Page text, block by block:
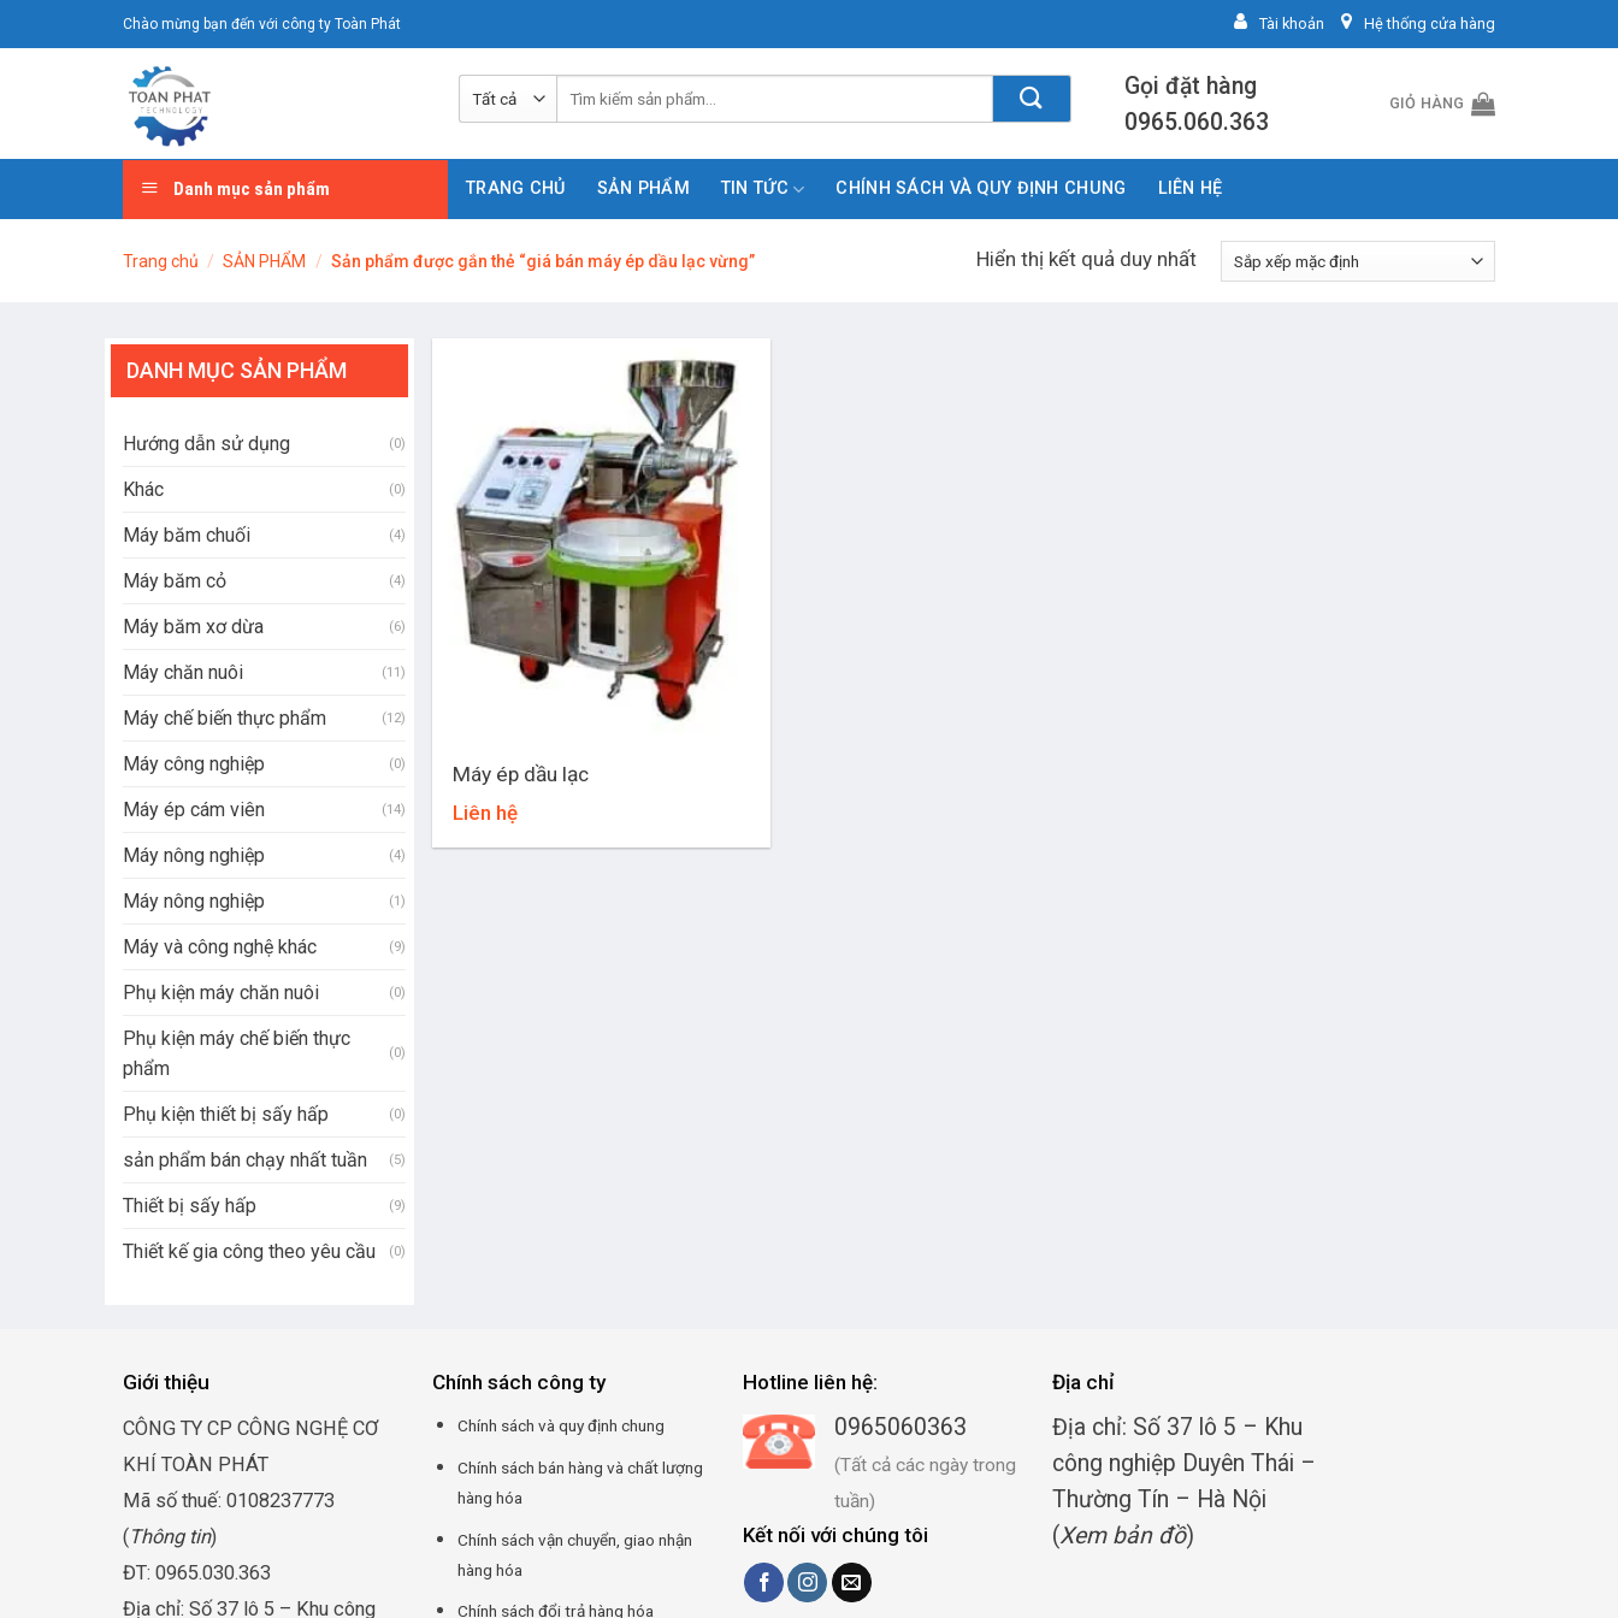
đến
Chào mừng bạn đến với công ty Toàn Phát Tài khoản Hệ thống cửa hàng
Gọi đặt hàng
0965.060.363
GIỎ HÀNG
Danh mục sản phẩm TRANG CHỦ SẢN PHẨM TIN TỨC CHÍNH SÁCH VÀ QUY ĐỊNH CHUNG LIÊN HỆ
Trang chủ / SẢN PHẨM / Sản phẩm được gắn thẻ “giá bán máy ép dầu lạc vừng” Hiển thị kết quả duy nhất
DANH MỤC SẢN PHẨM
Hướng dẫn sử dụng (0)
Khác (0)
Máy băm chuối (4)
Máy băm cỏ (4)
Máy băm xơ dừa (6)
Máy chăn nuôi (11)
Máy chế biến thực phẩm (12)
Máy công nghiệp (0)
Máy ép cám viên (14)
Máy nông nghiệp (4)
Máy nông nghiệp (1)
Máy và công nghệ khác (9)
Phụ kiện máy chăn nuôi (0)
Phụ kiện máy chế biến thực
phẩm
(0)
Phụ kiện thiết bị sấy hấp (0)
sản phẩm bán chạy nhất tuần (5)
Thiết bị sấy hấp (9)
Thiết kế gia công theo yêu cầu (0)
Máy ép dầu lạc
Liên hệ
Giới thiệu
CÔNG TY CP CÔNG NGHỆ CƠ
KHÍ TOÀN PHÁT
Mã số thuế: 0108237773
( Thông tin)
ĐT: 0965.030.363
Địa chỉ: Số 37 lô 5 – Khu công
Chính sách công ty
Chính sách và quy định chung
Chính sách bán hàng và chất lượng
hàng hóa
Chính sách vận chuyển, giao nhận
hàng hóa
Chính sách đổi trả hàng hóa
Hotline liên hệ:
0965060363
(Tất cả các ngày trong
tuần)
Kết nối với chúng tôi
Địa chỉ
Địa chỉ: Số 37 lô 5 – Khu
công nghiệp Duyên Thái –
Thường Tín – Hà Nội
(Xem bản đồ)